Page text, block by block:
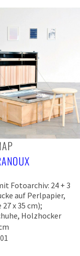
Fotoarchiv: 24 + 3
auf Perlpapier,
x 35 cm);
Holzhocker